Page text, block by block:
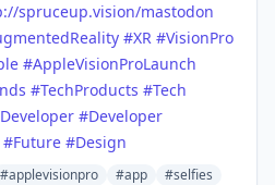
spruceup.vision/mastodon
#XR #VisionPro
#AppleVisionProLaunch
#TechProducts #Tech
#Developer
#Future #Design
#applevisionpro #app
#selfies